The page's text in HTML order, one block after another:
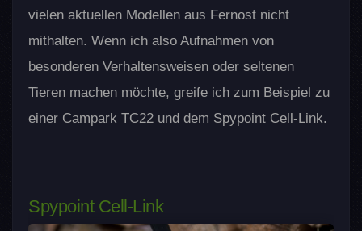
Tarnung für den
Befestigungsgurt
Speicherkarten und Zubehör
SD-Kartenstick
Speicherkarten-Etui
LensPen
Brillenputztücher
vielen aktuellen Modellen aus Fernost nicht
mithalten. Wenn ich also Aufnahmen von
besonderen Verhaltensweisen oder seltenen
Tieren machen möchte, greife ich zum Beispiel zu
einer Campark TC22 und dem Spypoint Cell-Link.
Spypoint Cell-Link